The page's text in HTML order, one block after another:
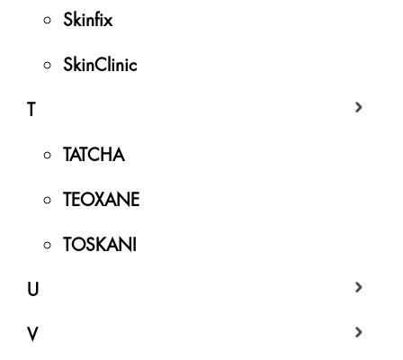
Skinfix
SkinClinic
T
TATCHA
TEOXANE
TOSKANI
U
V